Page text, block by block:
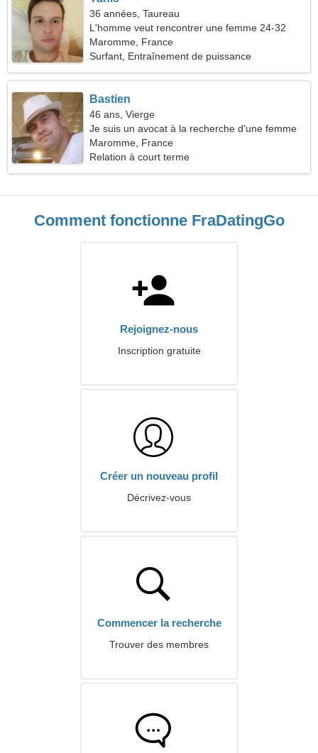
36 années, Taureau
L'homme veut rencontrer une femme 24-32
Maromme, France
Surfant, Entraînement de puissance
Bastien
46 ans, Vierge
Je suis un avocat à la recherche d'une femme
cool
Maromme, France
Relation à court terme
Comment fonctionne FraDatingGo
Rejoignez-nous
Inscription gratuite
Créer un nouveau profil
Décrivez-vous
Commencer la recherche
Trouver des membres